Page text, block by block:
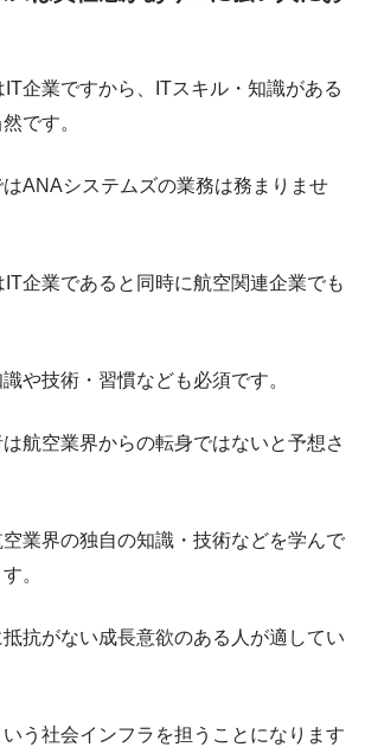
企業ですから、ITスキル・知識がある
です。
ANAシステムズの業務は務まりませ
企業であると同時に航空関連企業でも
や技術・習慣なども必須です。
航空業界からの転身ではないと予想さ
業界の独自の知識・技術などを学んで
。
抗がない成長意欲のある人が適してい
う社会インフラを担うことになります